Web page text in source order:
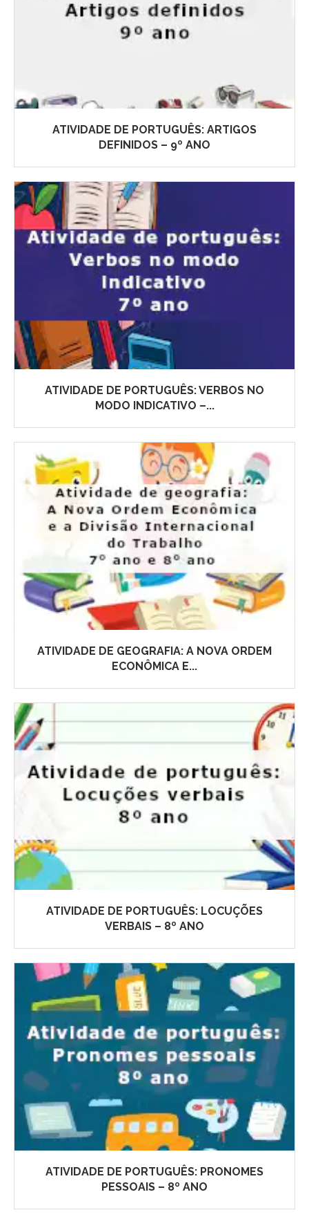
ATIVIDADE DE PORTUGUÊS: ARTIGOS
DEFINIDOS – 9º ANO
ATIVIDADE DE PORTUGUÊS: VERBOS NO
MODO INDICATIVO –...
ATIVIDADE DE GEOGRAFIA: A NOVA ORDEM
ECONÔMICA E...
ATIVIDADE DE PORTUGUÊS: LOCUÇÕES
VERBAIS – 8º ANO
ATIVIDADE DE PORTUGUÊS: PRONOMES
PESSOAIS – 8º ANO